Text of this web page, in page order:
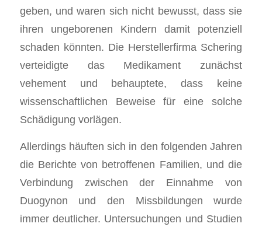
geben, und waren sich nicht bewusst, dass sie
ihren ungeborenen Kindern damit potenziell
schaden könnten. Die Herstellerfirma Schering
verteidigte das Medikament zunächst
vehement und behauptete, dass keine
wissenschaftlichen Beweise für eine solche
Schädigung vorlägen.
Allerdings häuften sich in den folgenden Jahren
die Berichte von betroffenen Familien, und die
Verbindung zwischen der Einnahme von
Duogynon und den Missbildungen wurde
immer deutlicher. Untersuchungen und Studien